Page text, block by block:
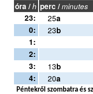
óra /h perc /minutes
23: 25a
0:
23b
1:
2:
3:
13b
4:
20a
Péntekről szombatra és